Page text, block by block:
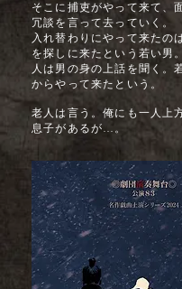
そこに捕吏がやって来て、
冗談を言って去っていく。
入れ替わりにやって来たの
を探しに来たという若い男
人は男の身の上話を聞く。
からやって来たという。
老人は言う。俺にも一人上
息子があるが…。